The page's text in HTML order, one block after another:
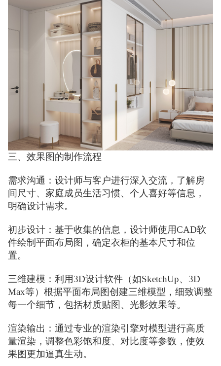
三、效果图的制作流程
需求沟通：设计师与客户进行深入交流，了解房
间尺寸、家庭成员生活习惯、个人喜好等信息，
明确设计需求。
初步设计：基于收集的信息，设计师使用CAD软
件绘制平面布局图，确定衣柜的基本尺寸和位
置。
三维建模：利用3D设计软件（如SketchUp、3D
Max等）根据平面布局图创建三维模型，细致调整
每一个细节，包括材质贴图、光影效果等。
渲染输出：通过专业的渲染引擎对模型进行高质
量渲染，调整色彩饱和度、对比度等参数，使效
果图更加逼真生动。